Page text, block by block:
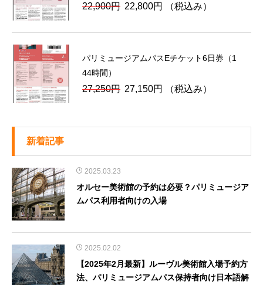
円
た。
18,730
す。
22,900円 元
価
は
円
22,800円
現
の
格
22,800
（税込み）
パリミュージアムパスEチケット6日券（1
44時間）
27,250円 元
で
し
27,150円
現
円
で
（税込み）
新着記事
2025.03.23
オルセー美術館の予約は必要？パリミュージア
ムパス利用者向けの入場
2025.02.02
【2025年2月最新】ルーヴル美術館入場予約方
法、パリミュージアムパス保持者向け日本語解